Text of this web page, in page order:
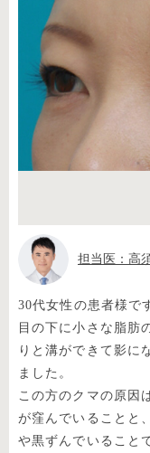
担当医：高
30代女性の患者様で
目の下に小さな脂肪
りと溝ができて影に
ました。
この方のクマの原因
が窪んでいることと
や黒ずんでいること